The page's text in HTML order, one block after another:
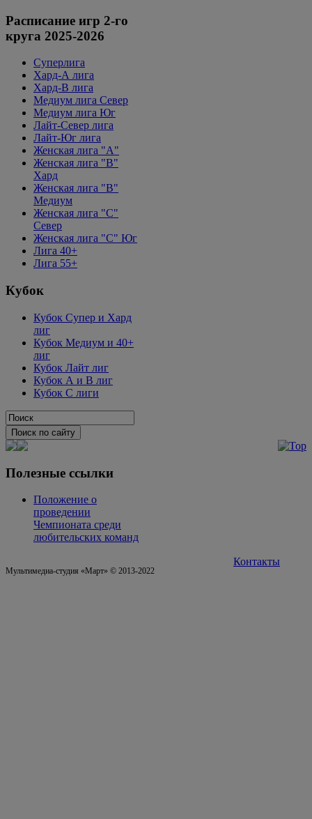
Расписание игр 2-го
круга 2025-2026
Суперлига
Хард-А лига
Хард-В лига
Медиум лига Север
Медиум лига Юг
Лайт-Север лига
Лайт-Юг лига
Женская лига "А"
Женская лига "В"
Хард
Женская лига "В"
Медиум
Женская лига "C"
Север
Женская лига "C" Юг
Лига 40+
Лига 55+
Кубок
Кубок Супер и Хард
лиг
Кубок Медиум и 40+
лиг
Кубок Лайт лиг
Кубок А и В лиг
Кубок С лиги
Полезные ссылки
Положение о
проведении
Чемпионата среди
любительских команд
Мультимедиа-студия «Март» © 2013-2022
Контакты